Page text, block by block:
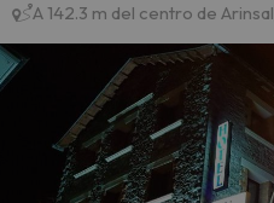
A 142.3 m del centro de Arinsal